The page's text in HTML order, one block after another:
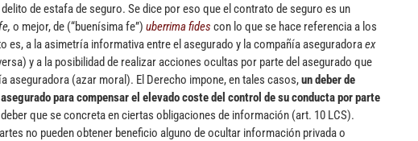
de estafa de seguro. Se dice por eso que el contrato de seguro es un
o mejor, de (“buenísima fe”) uberrima fides con lo que se hace referencia a los
es, a la asimetría informativa entre el asegurado y la compañía aseguradoraex
y a la posibilidad de realizar acciones ocultas por parte del asegurado que
aseguradora (azar moral). El Derecho impone, en tales casos,un deber de
para compensar el elevado coste del control de su conducta por parte
deber que se concreta en ciertas obligaciones de información (art. 10 LCS).
no pueden obtener beneficio alguno de ocultar información privada o